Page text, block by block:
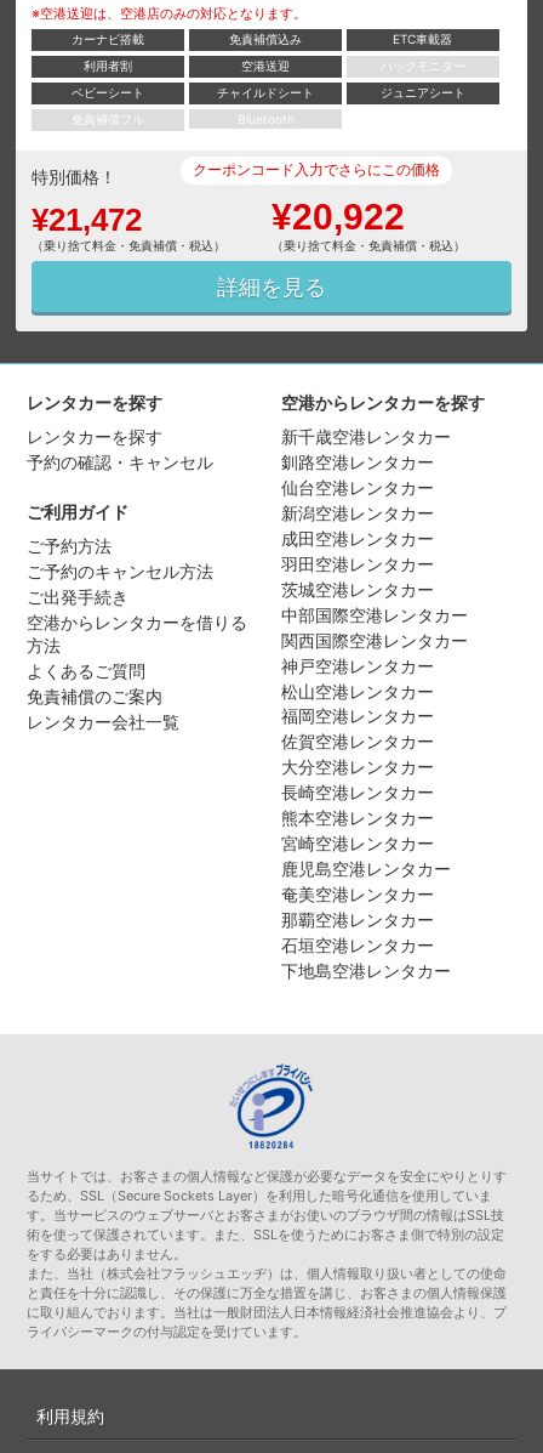
※空港送迎は、空港店のみの対応となります。
カーナビ搭載 免責補償込み
ETC車載器
利用者割
空港送迎
バックモニター
ベビーシート
チャイルドシート
ジュニアシート
免責補償フル
Bluetooth
特別価格！
¥21,472
（乗り捨て料金・免責補償・税込）
クーポンコード入力でさらにこの価格
¥20,922
（乗り捨て料金・免責補償・税込）
詳細を見る
レンタカーを探す
レンタカーを探す
予約の確認・キャンセル
ご利用ガイド
ご予約方法
ご予約のキャンセル方法
ご出発手続き
空港からレンタカーを借りる
方法
よくあるご質問
免責補償のご案内
レンタカー会社一覧
空港からレンタカーを探す
新千歳空港レンタカー
釧路空港レンタカー
仙台空港レンタカー
新潟空港レンタカー
成田空港レンタカー
羽田空港レンタカー
茨城空港レンタカー
中部国際空港レンタカー
関西国際空港レンタカー
神戸空港レンタカー
松山空港レンタカー
福岡空港レンタカー
佐賀空港レンタカー
大分空港レンタカー
長崎空港レンタカー
熊本空港レンタカー
宮崎空港レンタカー
鹿児島空港レンタカー
奄美空港レンタカー
那覇空港レンタカー
石垣空港レンタカー
下地島空港レンタカー
当サイトでは、お客さまの個人情報など保護が必要なデータを安全にやりとりす
るため、SSL（Secure Sockets Layer）を利用した暗号化通信を使用していま
す。当サービスのウェブサーバとお客さまがお使いのブラウザ間の情報はSSL技
術を使って保護されています。また、SSLを使うためにお客さま側で特別の設定
をする必要はありません。
また、当社（株式会社フラッシュエッヂ）は、個人情報取り扱い者としての使命
と責任を十分に認識し、その保護に万全な措置を講じ、お客さまの個人情報保護
に取り組んでおります。当社は一般財団法人日本情報経済社会推進協会より、プ
ライバシーマークの付与認定を受けています。
利用規約